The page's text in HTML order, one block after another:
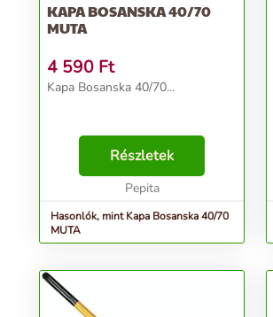
KAPA BOSANSKA 40/70
MUTA
4 590 Ft
Kapa Bosanska 40/70...
Részletek
Pepita
Hasonlók, mint Kapa Bosanska 40/70
MUTA